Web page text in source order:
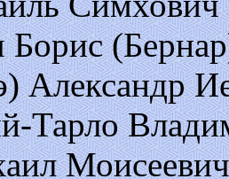
Александр
Тарло
Моисеевич